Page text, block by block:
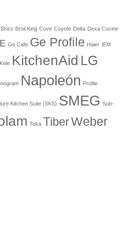
Brizo Broil King Cove Coyote Delta Dexa Cucine
Ge Cafe Ge Profile Haier IEM
Kele KitchenAid LG
Napoleón Profile
Kitchen Suite (SKS) SMEG Sub-
Teka TiberWeber